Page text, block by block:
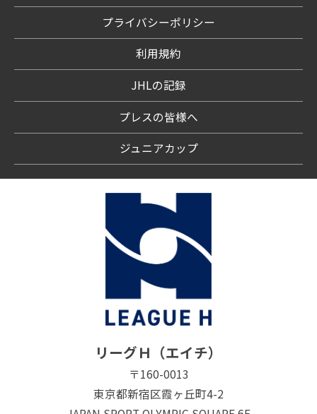
プライバシーポリシー
利用規約
JHLの記録
プレスの皆様へ
ジュニアカップ
リーグＨ（エイチ）
〒160-0013
東京都新宿区霞ヶ丘町4-2